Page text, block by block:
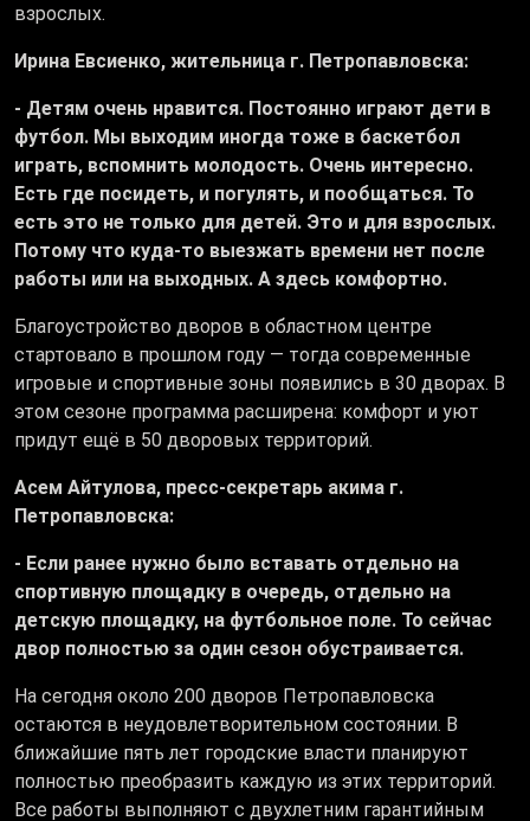
взрослых.
Ирина Евсиенко, жительница г. Петропавловска:
- Детям очень нравится. Постоянно играют дети в
футбол. Мы выходим иногда тоже в баскетбол
играть, вспомнить молодость. Очень интересно.
Есть где посидеть, и погулять, и пообщаться. То
есть это не только для детей. Это и для взрослых.
Потому что куда-то выезжать времени нет после
работы или на выходных. А здесь комфортно.
Благоустройство дворов в областном центре
стартовало в прошлом году — тогда современные
игровые и спортивные зоны появились в 30 дворах. В
этом сезоне программа расширена: комфорт и уют
придут ещё в 50 дворовых территорий.
Асем Айтулова, пресс-секретарь акима г.
Петропавловска:
- Если ранее нужно было вставать отдельно на
спортивную площадку в очередь, отдельно на
детскую площадку, на футбольное поле. То сейчас
двор полностью за один сезон обустраивается.
На сегодня около 200 дворов Петропавловска
остаются в неудовлетворительном состоянии. В
ближайшие пять лет городские власти планируют
полностью преобразить каждую из этих территорий.
Все работы выполняют с двухлетним гарантийным